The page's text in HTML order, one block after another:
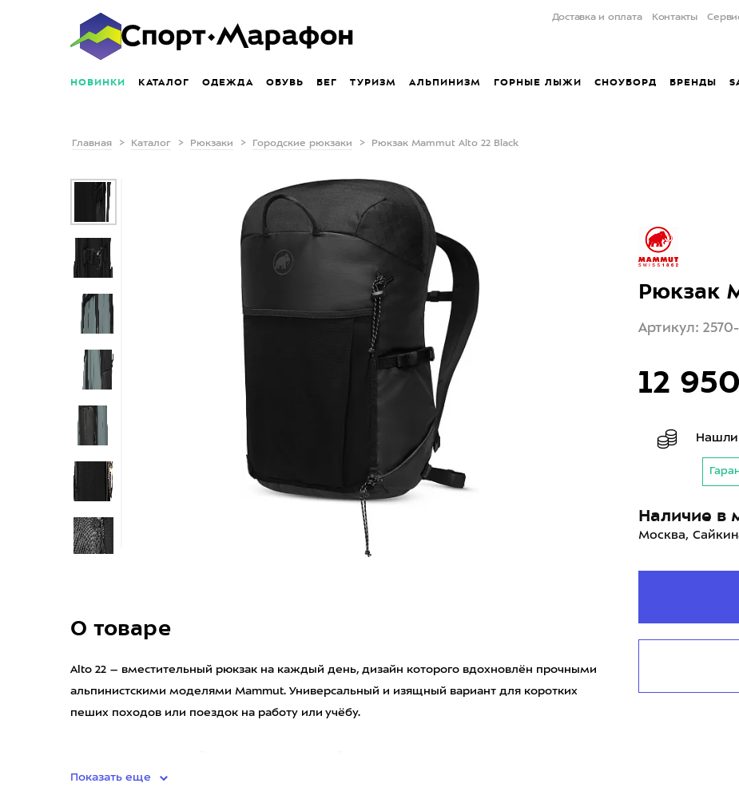
Доставка и оплата Контакты
НОВИНКИ КАТАЛОГ ОДЕЖДА ОБУВЬ БЕГ ТУРИЗМ АЛЬПИНИЗМ ГОРНЫЕ ЛЫЖИ СНОУБОРД БРЕНДЫ
Главная Каталог Рюкзаки Городские рюкзаки Рюкзак Mammut Alto 22 Black
О товаре
Alto 22 – вместительный рюкзак на каждый день, дизайн которого вдохновлён прочными
альпинистскими моделями Mammut. Универсальный и изящный вариант для коротких
пеших походов или поездок на работу или учёбу.
Показать еще
Рюкзак
Артикул:
12
Нашли
Наличие в
Москва,